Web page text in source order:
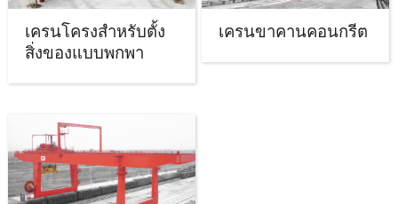
เครนโครงสำหรับตั้ง
สิ่งของแบบพกพา
เครนขาคานคอนกรีต